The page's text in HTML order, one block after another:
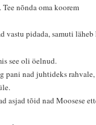
nõnda oma koorem
vastu pidada, samuti läheb
see oli öelnud.
pani nad juhtideks rahvale,
asjad tõid nad Moosese